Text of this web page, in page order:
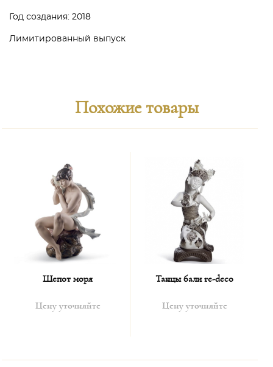
Год создания: 2018
Лимитированный выпуск
Похожие товары
Шепот моря
Цену уточняйте
Танцы бали re-deco
Цену уточняйте